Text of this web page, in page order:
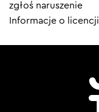
zgłoś naruszenie
Informacje o licencji